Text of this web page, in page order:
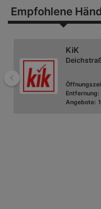
Empfohlene
Zurück
KiK
Entfernung:
Angebote: 1